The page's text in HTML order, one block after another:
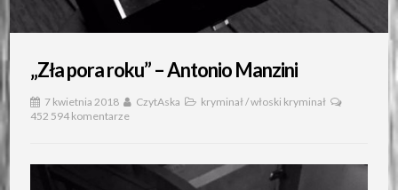
„Zła pora roku” – Antonio Manzini
7 kwietnia 2018 CzytAska kryminał/włoski kryminał
452 594 komentarze